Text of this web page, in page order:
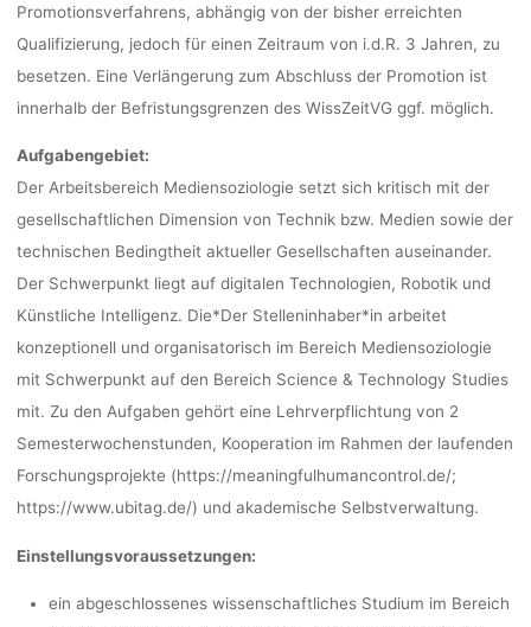
Promotionsverfahrens, abhängig von der bisher erreichten
Qualifizierung, jedoch für einen Zeitraum von i.d.R. 3 Jahren, zu
besetzen. Eine Verlängerung zum Abschluss der Promotion ist
innerhalb der Befristungsgrenzen des WissZeitVG ggf. möglich.
Aufgabengebiet:
Der Arbeitsbereich Mediensoziologie setzt sich kritisch mit der
gesellschaftlichen Dimension von Technik bzw. Medien sowie der
technischen Bedingtheit aktueller Gesellschaften auseinander.
Der Schwerpunkt liegt auf digitalen Technologien, Robotik und
Künstliche Intelligenz. Die*Der Stelleninhaber*in arbeitet
konzeptionell und organisatorisch im Bereich Mediensoziologie
mit Schwerpunkt auf den Bereich Science & Technology Studies
mit. Zu den Aufgaben gehört eine Lehrverpflichtung von 2
Semesterwochenstunden, Kooperation im Rahmen der laufenden
Forschungsprojekte (https://meaningfulhumancontrol.de/;
https://www.ubitag.de/) und akademische Selbstverwaltung.
Einstellungsvoraussetzungen:
ein abgeschlossenes wissenschaftliches Studium im Bereich